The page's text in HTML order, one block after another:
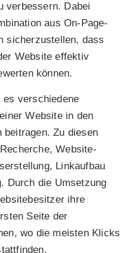
verbessern. Dabei
aus On-Page-
sicherzustellen, dass
Website effektiv
können.
es verschiedene
Website in den
beitragen. Zu diesen
Website-
Linkaufbau
Durch die Umsetzung
ihre
Seite der
wo die meisten Klicks